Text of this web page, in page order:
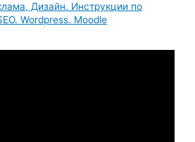
Дизайн. Инструкции по
Wordpress. Moodle